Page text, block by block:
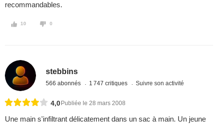
recommandables.
10 0
stebbins
566 abonnés 1 747 critiques Suivre son activité
4,0 Publiée le 28 mars 2008
Une main s'infiltrant délicatement dans un sac à main. Un jeune